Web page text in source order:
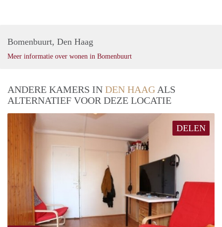
Bomenbuurt, Den Haag
Meer informatie over wonen in Bomenbuurt
ANDERE KAMERS IN DEN HAAG ALS
ALTERNATIEF VOOR DEZE LOCATIE
DELEN